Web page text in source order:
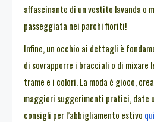
affascinante di un vestito lavanda o
passeggiata nei parchi fioriti!
Infine, un occhio ai dettagli è
di sovrapporre i bracciali o di mixare
trame e i colori. La moda è gioco,
maggiori suggerimenti pratici, date
consigli per l’abbigliamento estivo qui